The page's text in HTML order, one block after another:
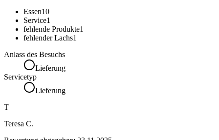
Essen10
Service1
fehlende Produkte1
fehlender Lachs1
Anlass des Besuchs
Lieferung
Servicetyp
Lieferung
T
Teresa C.